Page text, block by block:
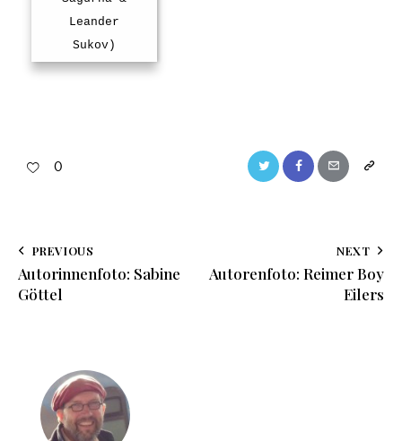
Leander
Sukov)
0
PREVIOUS
Autorinnenfoto: Sabine
Göttel
NEXT
Autorenfoto: Reimer Boy
Eilers